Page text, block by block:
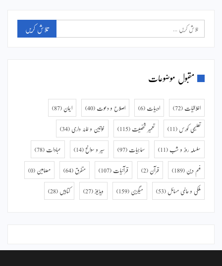
مقبول موضوعات
اخلاقیات (72) ادبیات (6) اصلاح و دعوت (40) ایمان (87)
تعلیمی کورس (11) تعمیر شخصیت (115) خواتین و خانہ داری (34)
سلسلہ روز و شب (11) سماجیات (97) سیر و سوانح (14) عبادات (78)
فہم دین (189) قرآن (2) قرآنیات (107) متفرق (64) مضامین (0)
ملکی و عالمی مسائل (53) میگزین (159) ویڈیوز (27) کتابیں (28)